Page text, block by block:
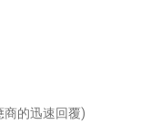
商的迅速回覆)